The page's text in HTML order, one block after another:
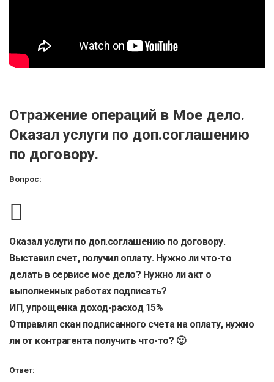
Отражение операций в Мое дело.
Оказал услуги по доп.соглашению
по договору.
Вопрос:
Оказал услуги по доп.соглашению по договору.
Выставил счет, получил оплату. Нужно ли что-то
делать в сервисе мое дело? Нужно ли акт о
выполненных работах подписать?
ИП, упрощенка доход-расход 15%
Отправлял скан подписанного счета на оплату, нужно
ли от контрагента получить что-то? 🙂
Ответ: